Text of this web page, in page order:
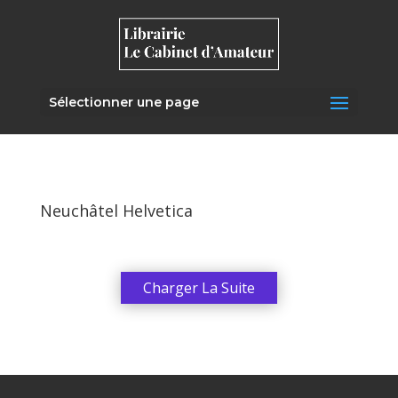
Sélectionner une page
Neuchâtel Helvetica
Charger La Suite